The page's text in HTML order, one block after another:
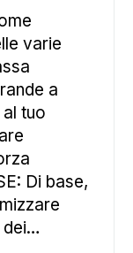
varie
a
tuo
Di base,
dei…